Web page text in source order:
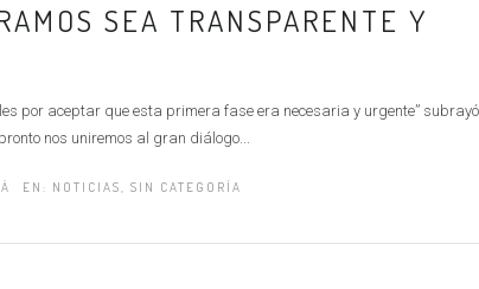
SEA TRANSPARENTE Y
por aceptar que esta primera fase era necesaria y urgente” subrayó
nos uniremos al gran diálogo...
EN: NOTICIAS, SIN CATEGORÍA